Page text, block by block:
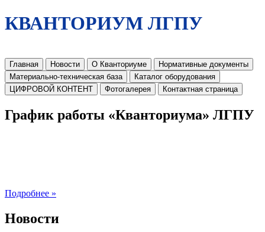
КВАНТОРИУМ ЛГПУ
Главная Новости О Кванториуме
Нормативные документы
Материально-техническая база
Каталог оборудования
ЦИФРОВОЙ КОНТЕНТ
Фотогалерея Контактная страница
График работы «Кванториума» ЛГПУ
Подробнее »
Новости